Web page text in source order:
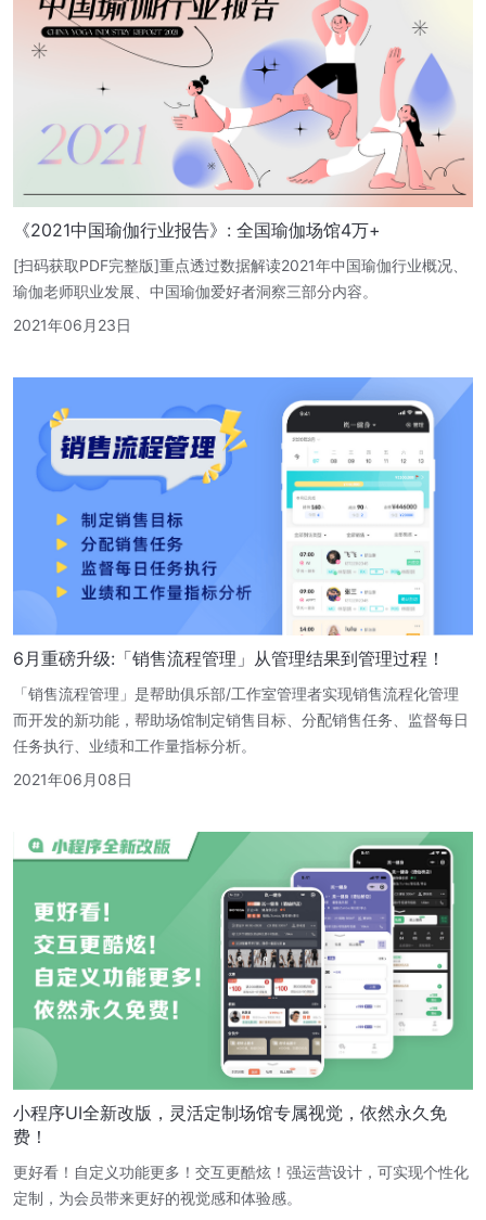
《2021中国瑜伽行业报告》: 全国瑜伽场馆4万+
[扫码获取PDF完整版]重点透过数据解读2021年中国瑜伽行业概况、
瑜伽老师职业发展、中国瑜伽爱好者洞察三部分内容。
2021年06月23日
6月重磅升级:「销售流程管理」从管理结果到管理过程！
「销售流程管理」是帮助俱乐部/工作室管理者实现销售流程化管理
而开发的新功能，帮助场馆制定销售目标、分配销售任务、监督每日
任务执行、业绩和工作量指标分析。
2021年06月08日
小程序UI全新改版，灵活定制场馆专属视觉，依然永久免
费！
更好看！自定义功能更多！交互更酷炫！强运营设计，可实现个性化
定制，为会员带来更好的视觉感和体验感。